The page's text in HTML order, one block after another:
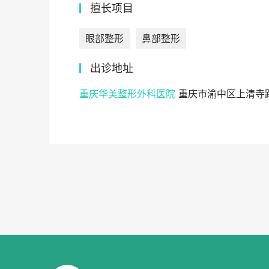
擅长项目
眼部整形 鼻部整形
出诊地址
重庆华美整形外科医院 重庆市渝中区上清寺